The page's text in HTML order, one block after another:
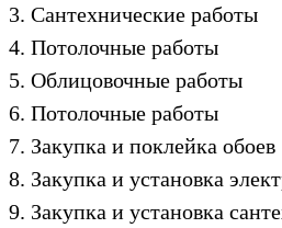
3. Сантехнические работы
4. Потолочные работы
5. Облицовочные работы
6. Потолочные работы
7. Закупка и поклейка обоев
8. Закупка и установка
9. Закупка и установка